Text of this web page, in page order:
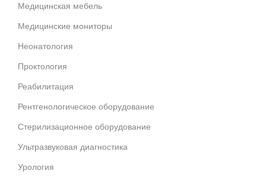
Медицинская мебель
Медицинские мониторы
Неонатология
Проктология
Реабилитация
Рентгенологическое оборудование
Стерилизационное оборудование
Ультразвуковая диагностика
Урология